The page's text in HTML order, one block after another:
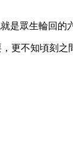
眾生輪回的
不知頃刻之